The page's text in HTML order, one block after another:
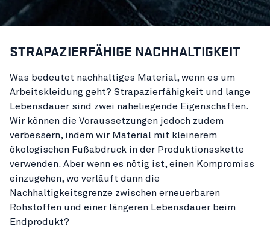
STRAPAZIERFÄHIGE NACHHALTIGKEIT
Was bedeutet nachhaltiges Material, wenn es um
Arbeitskleidung geht? Strapazierfähigkeit und lange
Lebensdauer sind zwei naheliegende Eigenschaften.
Wir können die Voraussetzungen jedoch zudem
verbessern, indem wir Material mit kleinerem
ökologischen Fußabdruck in der Produktionsskette
verwenden. Aber wenn es nötig ist, einen Kompromiss
einzugehen, wo verläuft dann die
Nachhaltigkeitsgrenze zwischen erneuerbaren
Rohstoffen und einer längeren Lebensdauer beim
Endprodukt?